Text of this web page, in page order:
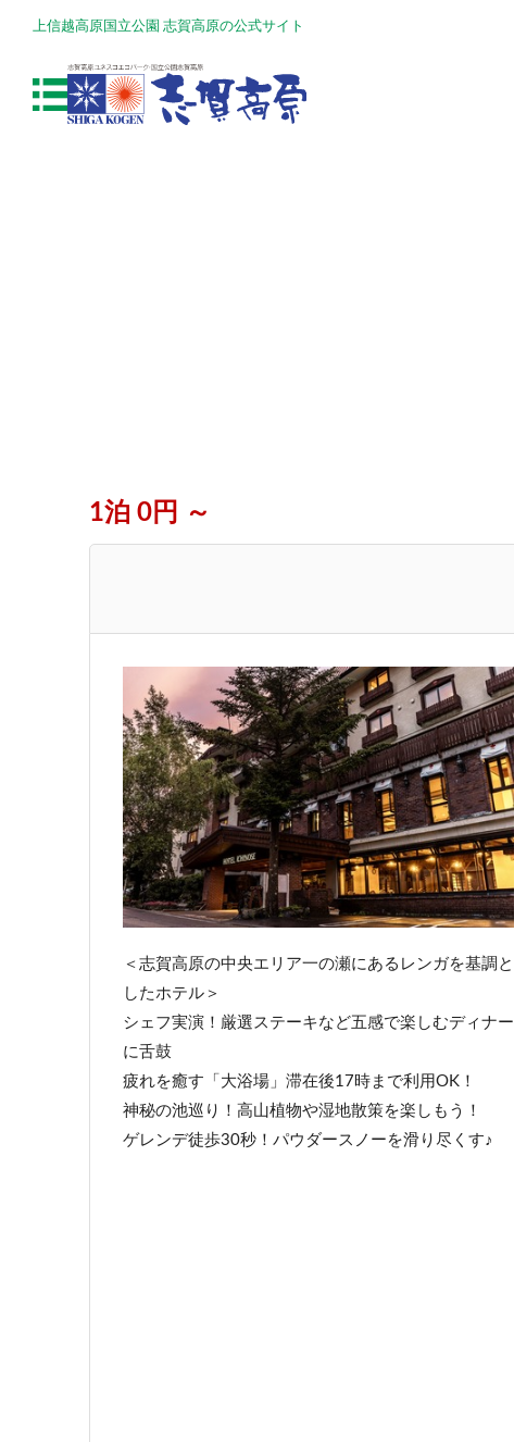
上信越高原国立公園 志賀高原の公式サイト
1泊 0円 ～
＜志賀高原の中央エリア一の瀬にあるレンガを基調と
したホテル＞
シェフ実演！厳選ステーキなど五感で楽しむディナー
に舌鼓
疲れを癒す「大浴場」滞在後17時まで利用OK！
神秘の池巡り！高山植物や湿地散策を楽しもう！
ゲレンデ徒歩30秒！パウダースノーを滑り尽くす♪